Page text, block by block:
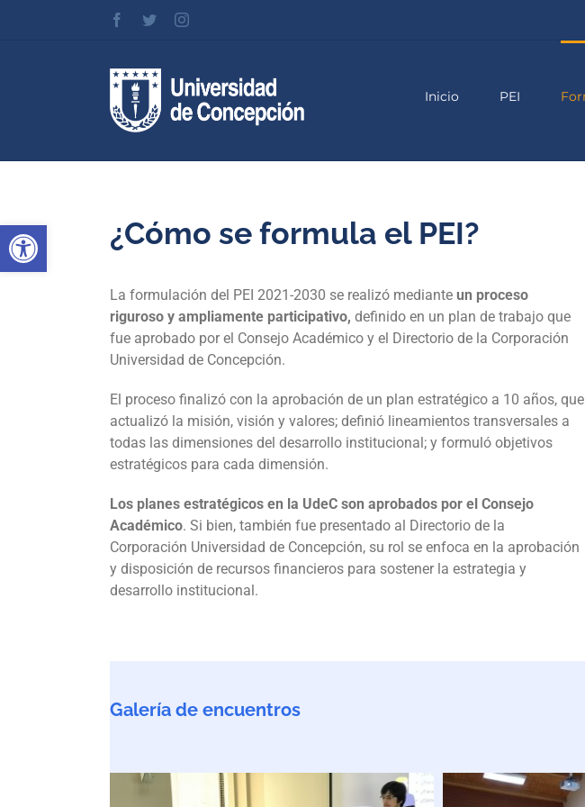
Abrir barra de herramientas
Facebook
TwitterInstagram
Inicio PEI
¿Cómo se formula el PEI?
La formulación del PEI 2021-2030 se realizó mediante un proceso
riguroso y ampliamente participativo, definido en un plan de trabajo que
fue aprobado por el Consejo Académico y el Directorio de la Corporación
Universidad de Concepción.
El proceso finalizó con la aprobación de un plan estratégico a 10 años, que
actualizó la misión, visión y valores; definió lineamientos transversales a
todas las dimensiones del desarrollo institucional; y formuló objetivos
estratégicos para cada dimensión.
Los planes estratégicos en la UdeC son aprobados por el Consejo
Académico. Si bien, también fue presentado al Directorio de la
Corporación Universidad de Concepción, su rol se enfoca en la aprobación
y disposición de recursos financieros para sostener la estrategia y
desarrollo institucional.
Galería de encuentros